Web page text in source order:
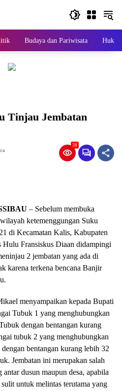
Budaya dan Pariwisata
Tinjau Jembatan
38
– Sebelum membuka
ketemenggungan Suku
di Kecamatan Kalis, Kabupaten
Fransiskus Diaan didampingi
2 jembatan yang ada di
karena terkena bencana Banjir
menyampaikan kepada Bupati
Tubuk 1 yang menghubungkan
dengan bentangan kurang
tubuk 2 yang menghubungkan
bentangan kurang lebih 32
Jembatan ini merupakan salah
antar dusun maupun desa, apabila
untuk melintas terutama yang